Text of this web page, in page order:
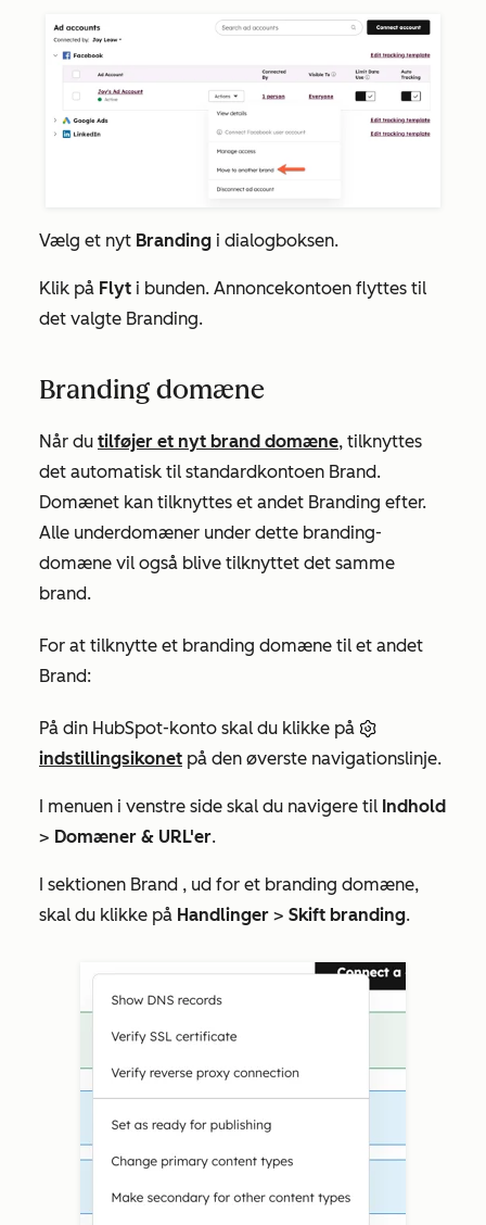
Vælg et nyt Branding i dialogboksen.
Klik på Flyt i bunden. Annoncekontoen flyttes til
det valgte Branding.
Branding domæne
Når du tilføjer et nyt brand domæne, tilknyttes
det automatisk til standardkontoen Brand.
Domænet kan tilknyttes et andet Branding efter.
Alle underdomæner under dette branding-
domæne vil også blive tilknyttet det samme
brand.
For at tilknytte et branding domæne til et andet
Brand:
På din HubSpot-konto skal du klikke på
indstillingsikonet på den øverste navigationslinje.
I menuen i venstre side skal du navigere til Indhold
> Domæner & URL'er.
I sektionen Brand , ud for et branding domæne,
skal du klikke på Handlinger > Skift branding.